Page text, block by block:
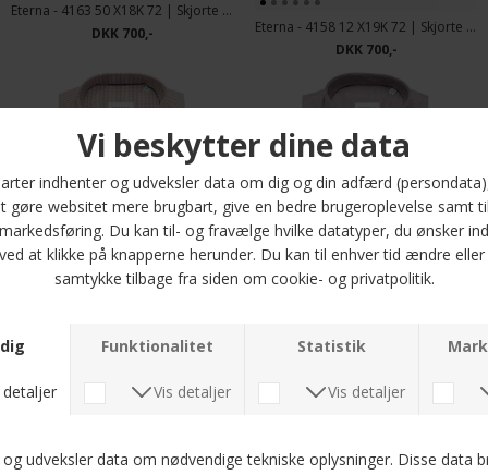
Eterna - 4163 50 X18K 72 | Skjorte ærmelængde 72 cm
DKK 700,-
Eterna - 4158 12 X19K 72 | Skjorte Ærmelængde 72 cm
DKK 700,-
DKK 700,-
DKK 700,-